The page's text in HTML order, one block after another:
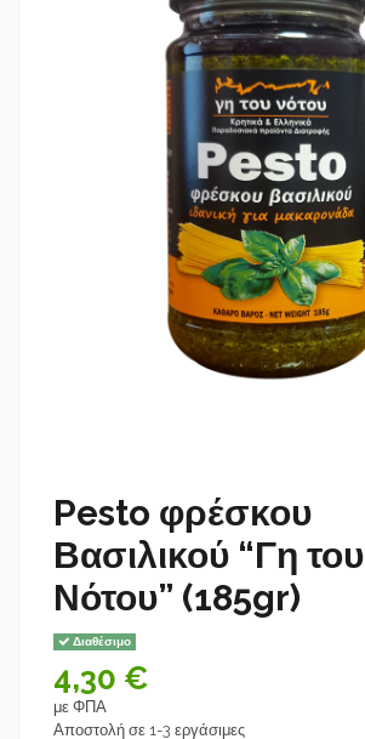
Pesto φρέσκου
Βασιλικού “Γη του
Νότου” (185gr)
Διαθέσιμο
4,30 €
με ΦΠΑ
Αποστολή σε 1-3 εργάσιμες